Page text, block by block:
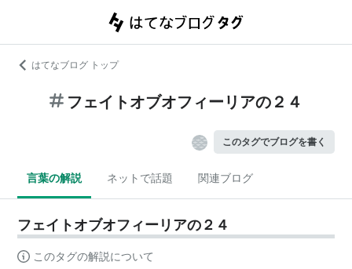
はてなブログ トップ
フェイトオブオフィーリアの２４
このタグでブログを書く
言葉の解説 ネットで話題 関連ブログ
フェイトオブオフィーリアの２４
このタグの解説について